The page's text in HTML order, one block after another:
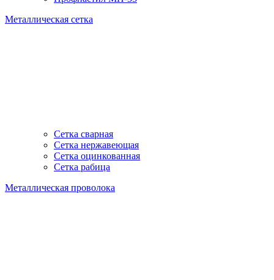
Металлическая сетка
Сетка сварная
Сетка нержавеющая
Сетка оцинкованная
Сетка рабица
Металлическая проволока